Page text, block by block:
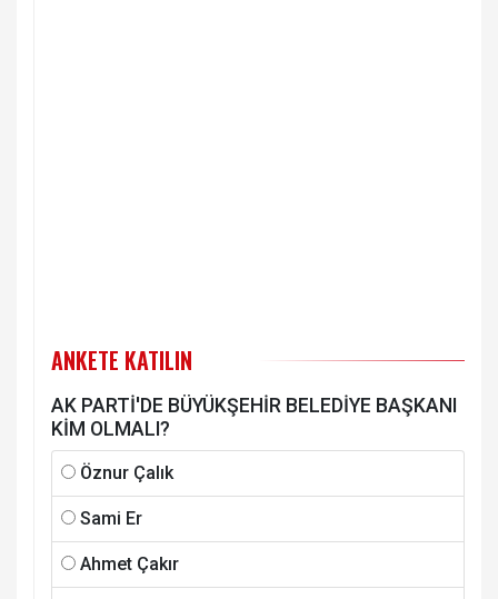
ANKETE KATILIN
AK PARTİ'DE BÜYÜKŞEHİR BELEDİYE BAŞKANI
KİM OLMALI?
Öznur Çalık
Sami Er
Ahmet Çakır